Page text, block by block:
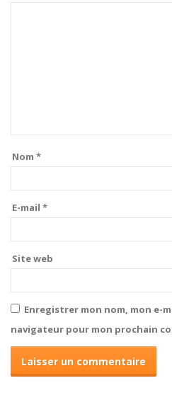
Nom *
E-mail *
Site web
Enregistrer mon nom, mon e-
navigateur pour mon prochain